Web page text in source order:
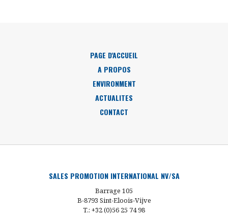
PAGE D'ACCUEIL
A PROPOS
ENVIRONMENT
ACTUALITES
CONTACT
SALES PROMOTION INTERNATIONAL NV/SA
Barrage 105
B-8793 Sint-Eloois-Vijve
T.: +32 (0)56 25 74 98